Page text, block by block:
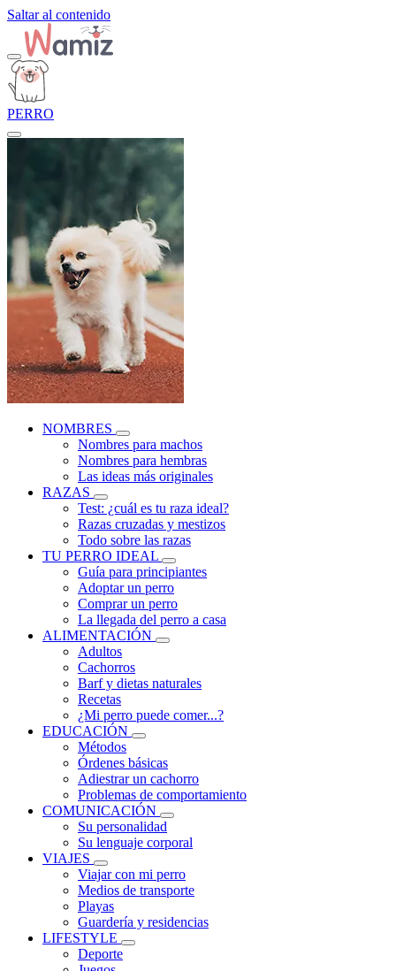
Saltar al contenido
PERRO
NOMBRES
Nombres para machos
Nombres para hembras
Las ideas más originales
RAZAS
Test: ¿cuál es tu raza ideal?
Razas cruzadas y mestizos
Todo sobre las razas
TU PERRO IDEAL
Guía para principiantes
Adoptar un perro
Comprar un perro
La llegada del perro a casa
ALIMENTACIÓN
Adultos
Cachorros
Barf y dietas naturales
Recetas
¿Mi perro puede comer...?
EDUCACIÓN
Métodos
Órdenes básicas
Adiestrar un cachorro
Problemas de comportamiento
COMUNICACIÓN
Su personalidad
Su lenguaje corporal
VIAJES
Viajar con mi perro
Medios de transporte
Playas
Guardería y residencias
LIFESTYLE
Deporte